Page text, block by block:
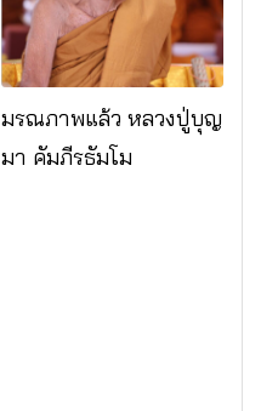
มรณภาพแล้ว หลวงปู่บุญ
มา คัมภีรธัมโม